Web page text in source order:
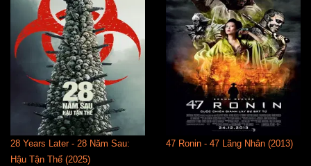
28 Years Later - 28 Năm Sau:
Hậu Tận Thế (2025)
47 Ronin - 47 Lãng Nhân (2013)